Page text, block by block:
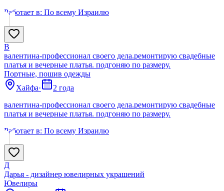
Работает в: По всему Израилю
В
валентина-профессионал своего дела.ремонтирую свадебные
платья и вечерные платья. подгоняю по размеру.
Портные, пошив одежды
Хайфа·
2 года
валентина-профессионал своего дела.ремонтирую свадебные
платья и вечерные платья. подгоняю по размеру.
Работает в: По всему Израилю
Д
Дарья - дизайнер ювелирных украшений
Ювелиры